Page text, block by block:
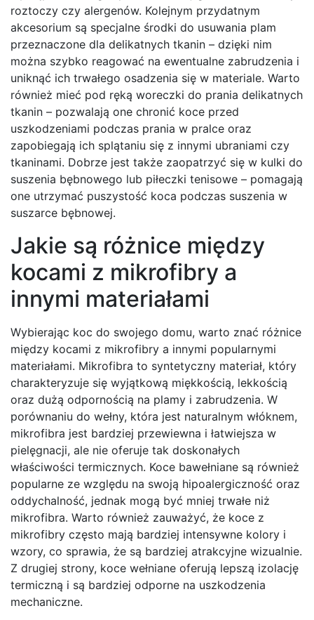
roztoczy czy alergenów. Kolejnym przydatnym
akcesorium są specjalne środki do usuwania plam
przeznaczone dla delikatnych tkanin – dzięki nim
można szybko reagować na ewentualne zabrudzenia i
uniknąć ich trwałego osadzenia się w materiale. Warto
również mieć pod ręką woreczki do prania delikatnych
tkanin – pozwalają one chronić koce przed
uszkodzeniami podczas prania w pralce oraz
zapobiegają ich splątaniu się z innymi ubraniami czy
tkaninami. Dobrze jest także zaopatrzyć się w kulki do
suszenia bębnowego lub piłeczki tenisowe – pomagają
one utrzymać puszystość koca podczas suszenia w
suszarce bębnowej.
Jakie są różnice między
kocami z mikrofibry a
innymi materiałami
Wybierając koc do swojego domu, warto znać różnice
między kocami z mikrofibry a innymi popularnymi
materiałami. Mikrofibra to syntetyczny materiał, który
charakteryzuje się wyjątkową miękkością, lekkością
oraz dużą odpornością na plamy i zabrudzenia. W
porównaniu do wełny, która jest naturalnym włóknem,
mikrofibra jest bardziej przewiewna i łatwiejsza w
pielęgnacji, ale nie oferuje tak doskonałych
właściwości termicznych. Koce bawełniane są również
popularne ze względu na swoją hipoalergiczność oraz
oddychalność, jednak mogą być mniej trwałe niż
mikrofibra. Warto również zauważyć, że koce z
mikrofibry często mają bardziej intensywne kolory i
wzory, co sprawia, że są bardziej atrakcyjne wizualnie.
Z drugiej strony, koce wełniane oferują lepszą izolację
termiczną i są bardziej odporne na uszkodzenia
mechaniczne.